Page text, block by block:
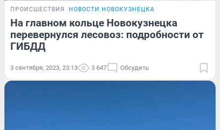
ПРОИСШЕСТВИЯ НОВОСТИ НОВОКУЗНЕЦКА
На главном кольце Новокузнецка
перевернулся лесовоз: подробности от
ГИБДД
3 сентября, 2023, 23:13 3 647 Обсудить